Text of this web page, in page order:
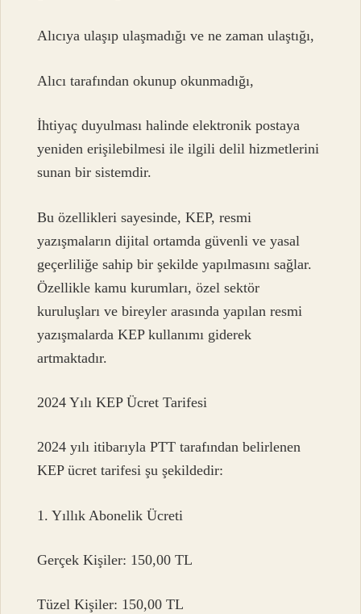
Alıcıya ulaşıp ulaşmadığı ve ne zaman ulaştığı,
Alıcı tarafından okunup okunmadığı,
İhtiyaç duyulması halinde elektronik postaya
yeniden erişilebilmesi ile ilgili delil hizmetlerini
sunan bir sistemdir.
Bu özellikleri sayesinde, KEP, resmi
yazışmaların dijital ortamda güvenli ve yasal
geçerliliğe sahip bir şekilde yapılmasını sağlar.
Özellikle kamu kurumları, özel sektör
kuruluşları ve bireyler arasında yapılan resmi
yazışmalarda KEP kullanımı giderek
artmaktadır.
2024 Yılı KEP Ücret Tarifesi
2024 yılı itibarıyla PTT tarafından belirlenen
KEP ücret tarifesi şu şekildedir:
1. Yıllık Abonelik Ücreti
Gerçek Kişiler: 150,00 TL
Tüzel Kişiler: 150,00 TL